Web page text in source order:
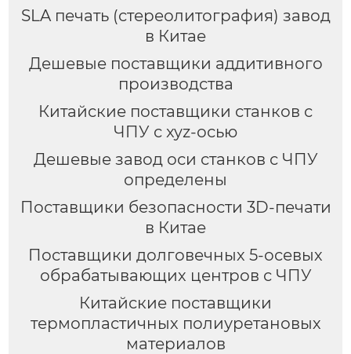
SLA печать (стереолитография) завод
в Китае
Дешевые поставщики аддитивного
производства
Китайские поставщики станков с
ЧПУ с xyz-осью
Дешевые завод оси станков с ЧПУ
определены
Поставщики безопасности 3D-печати
в Китае
Поставщики долговечных 5-осевых
обрабатывающих центров с ЧПУ
Китайские поставщики
термопластичных полиуретановых
материалов